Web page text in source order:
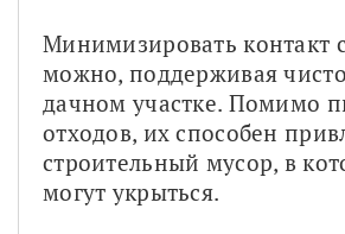
Минимизировать контакт
можно, поддерживая
дачном участке. Помимо
отходов, их способен
строительный мусор, в
могут укрыться.